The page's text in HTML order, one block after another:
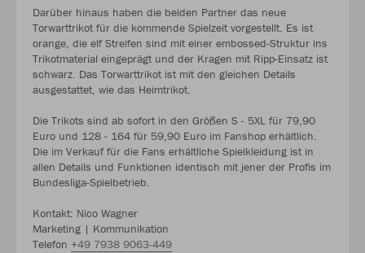
Darüber hinaus haben die beiden Partner das neue
Torwarttrikot für die kommende Spielzeit vorgestellt. Es ist
orange, die elf Streifen sind mit einer embossed-Struktur ins
Trikotmaterial eingeprägt und der Kragen mit Ripp-Einsatz ist
schwarz. Das Torwarttrikot ist mit den gleichen Details
ausgestattet, wie das Heimtrikot.
Die Trikots sind ab sofort in den Größen S - 5XL für 79,90
Euro und 128 - 164 für 59,90 Euro im Fanshop erhältlich.
Die im Verkauf für die Fans erhältliche Spielkleidung ist in
allen Details und Funktionen identisch mit jener der Profis im
Bundesliga-Spielbetrieb.
Kontakt: Nico Wagner
Marketing | Kommunikation
Telefon +49 7938 9063-449